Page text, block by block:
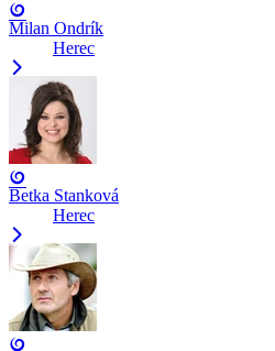
Milan Ondrík
Herec
Betka Stanková
Herec